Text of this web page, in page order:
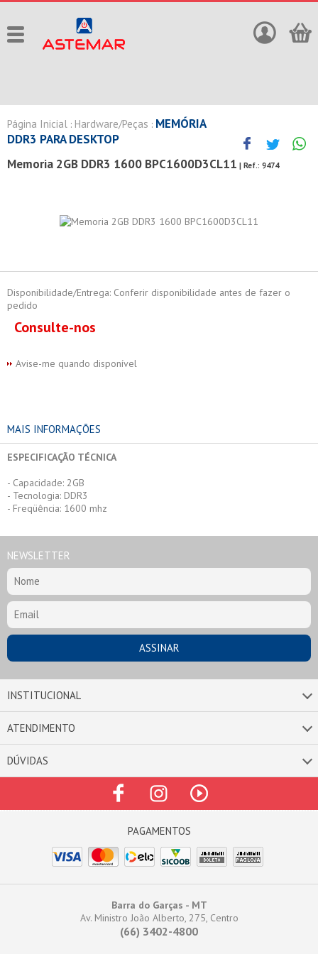
Página Inicial : Hardware/Peças : MEMÓRIA
DDR3 PARA DESKTOP
Memoria 2GB DDR3 1600 BPC1600D3CL11 | Ref.: 9474
Disponibilidade/Entrega: Conferir disponibilidade antes de fazer o
pedido
Consulte-nos
Avise-me quando disponível
MAIS INFORMAÇÕES
ESPECIFICAÇÃO TÉCNICA
- Capacidade: 2GB
- Tecnologia: DDR3
- Freqüência: 1600 mhz
NEWSLETTER
INSTITUCIONAL
ATENDIMENTO
DÚVIDAS
Barra do Garças - MT
Av. Ministro João Alberto, 275, Centro
(66) 3402-4800